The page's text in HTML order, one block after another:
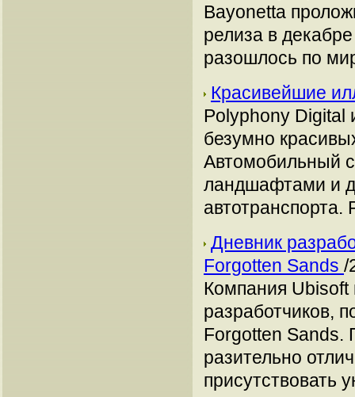
Bayonetta
релиза в
разошлось по
Красивейшие
Polyphony Digital
безумно
Автомобильный
ландшафтами и
автотранспорта.
Дневник
Forgotten Sands /
Компания
разработчиков,
Forgotten Sands.
разительно
присутствовать